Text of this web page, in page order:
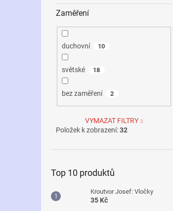
Zaměření
duchovní 10
světské 18
bez zaměření 2
VYMAZAT FILTRY
Položek k zobrazení:32
Top 10 produktů
Kroutvor Josef: Vločky
35 Kč